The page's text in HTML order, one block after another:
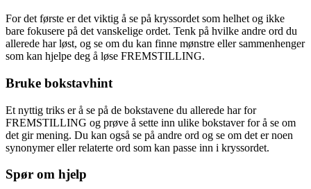
For det første er det viktig å se på kryssordet som helhet og ikke
bare fokusere på det vanskelige ordet. Tenk på hvilke andre ord du
allerede har løst, og se om du kan finne mønstre eller sammenhenger
som kan hjelpe deg å løse FREMSTILLING.
Bruke bokstavhint
Et nyttig triks er å se på de bokstavene du allerede har for
FREMSTILLING og prøve å sette inn ulike bokstaver for å se om
det gir mening. Du kan også se på andre ord og se om det er noen
synonymer eller relaterte ord som kan passe inn i kryssordet.
Spør om hjelp